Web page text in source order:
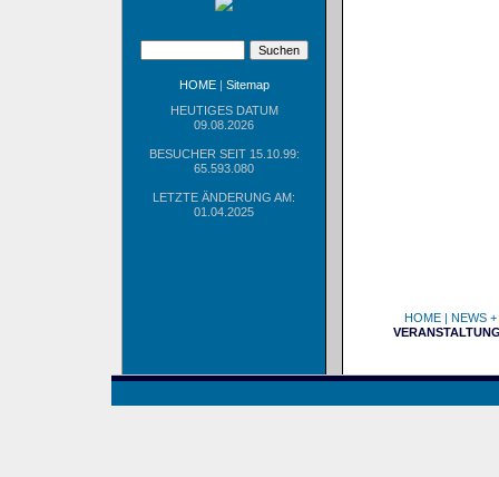
HOME| Sitemap
HEUTIGES DATUM
09.08.2026
BESUCHER SEIT 15.10.99:
65.593.080
LETZTE ÄNDERUNG AM:
01.04.2025
HOME| NEWS